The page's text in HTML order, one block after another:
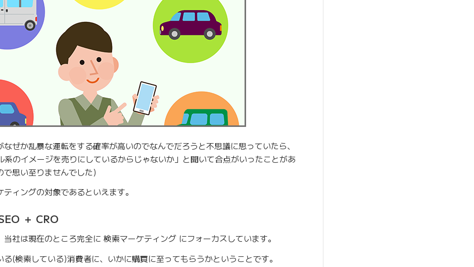
ぜか乱暴な運転をする確率が高いのでなんでだろうと不思議に思っていたら、
系のイメージを売りにしているからじゃないか」と聞いて合点がいったことがあ
思い至りませんでした)
ィングの対象であるといえます。
＋ CRO
社は現在のところ完全に 検索マーケティング にフォーカスしています。
(検索している)消費者に、いかに購買に至ってもらうかということです。